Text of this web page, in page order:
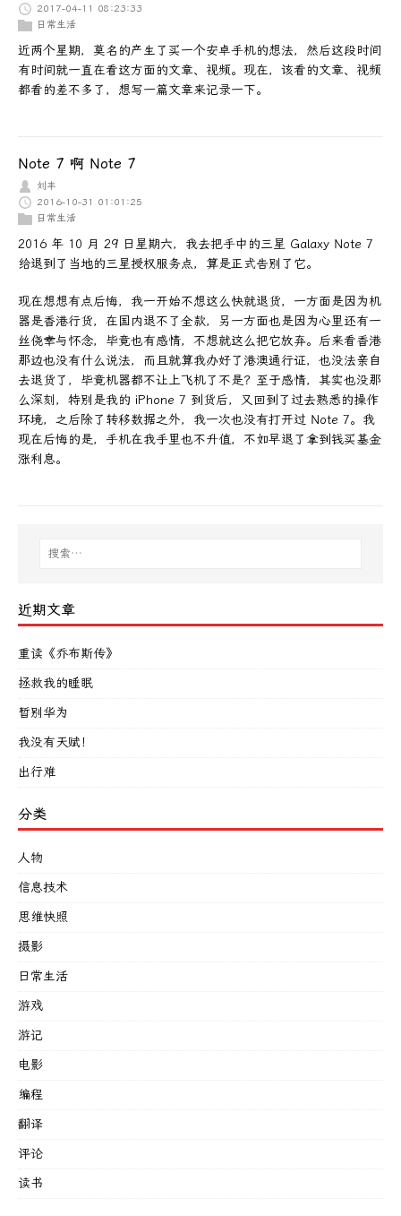
2017-04-11 08:23:33
日常生活
近两个星期，莫名的产生了买一个安卓手机的想法，然后这段时间
有时间就一直在看这方面的文章、视频。现在，该看的文章、视频
都看的差不多了，想写一篇文章来记录一下。
Note 7 啊 Note 7
刘丰
2016-10-31 01:01:25
日常生活
2016 年 10 月 29 日星期六，我去把手中的三星 Galaxy Note 7
给退到了当地的三星授权服务点，算是正式告别了它。
现在想想有点后悔，我一开始不想这么快就退货，一方面是因为机
器是香港行货，在国内退不了全款，另一方面也是因为心里还有一
丝侥幸与怀念，毕竟也有感情，不想就这么把它放弃。后来看香港
那边也没有什么说法，而且就算我办好了港澳通行证，也没法亲自
去退货了，毕竟机器都不让上飞机了不是？至于感情，其实也没那
么深刻，特别是我的 iPhone 7 到货后，又回到了过去熟悉的操作
环境，之后除了转移数据之外，我一次也没有打开过 Note 7。我
现在后悔的是，手机在我手里也不升值，不如早退了拿到钱买基金
涨利息。
近期文章
重读《乔布斯传》
拯救我的睡眠
暂别华为
我没有天赋！
出行难
分类
人物
信息技术
思维快照
摄影
日常生活
游戏
游记
电影
编程
翻译
评论
读书